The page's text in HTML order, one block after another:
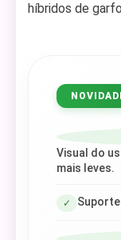
híbridos de
Visual do
mais leves.
✓